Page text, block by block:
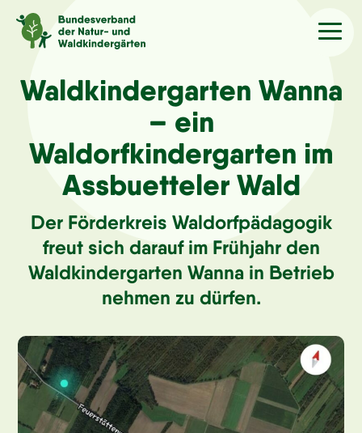
Sprache/Language
Aktuelles
Über uns
Kindergärten
Kontakt
Waldkindergarten Wanna
– ein
Waldorfkindergarten im
Assbuetteler Wald
Der Förderkreis Waldorfpädagogik
freut sich darauf im Frühjahr den
Waldkindergarten Wanna in Betrieb
nehmen zu dürfen.